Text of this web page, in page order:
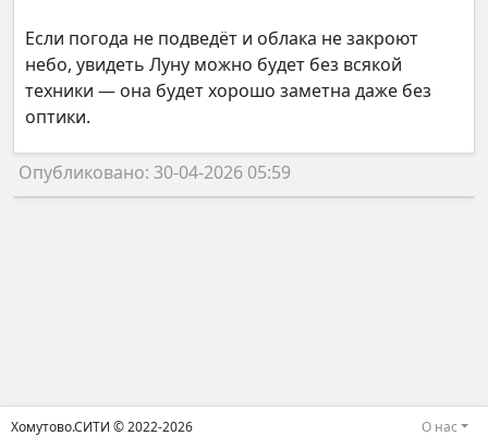
Если погода не подведёт и облака не закроют
небо, увидеть Луну можно будет без всякой
техники — она будет хорошо заметна даже без
оптики.
Опубликовано: 30-04-2026 05:59
Хомутово.СИТИ © 2022-2026 О нас